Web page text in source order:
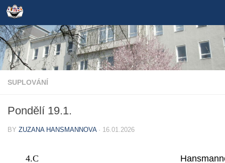
Skip to content
SUPLOVÁNÍ
Pondělí 19.1.
BY ZUZANA HANSMANNOVA · 16.01.2026
4.C